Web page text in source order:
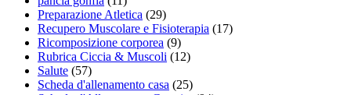
Preparazione Atletica (29)
Recupero Muscolare e Fisioterapia (17)
Ricomposizione corporea (9)
Rubrica Ciccia & Muscoli (12)
Salute (57)
Scheda d'allenamento casa (25)